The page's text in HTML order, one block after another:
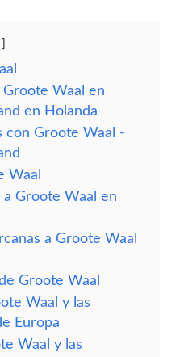
Waal en
en Holanda
con Groote Waal -
Waal
a Groote Waal en
a Groote Waal
Groote Waal
Waal y las
Europa
Waal y las